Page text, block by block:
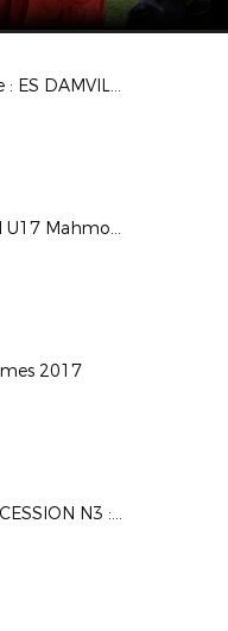
Coupe de France : ES DAMVILLE 2-2 (Tab 3-5) CS BEAUMONT
Tournoi National U17 Mahmoud TIARCI - Saison 2017-2018
2017
BARRAGE D'ACCESSION N3 : MATCH1